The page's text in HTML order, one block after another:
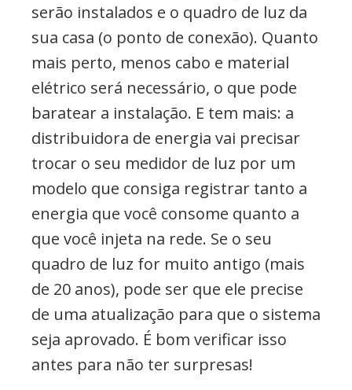
serão instalados e o quadro de luz da
sua casa (o ponto de conexão). Quanto
mais perto, menos cabo e material
elétrico será necessário, o que pode
baratear a instalação. E tem mais: a
distribuidora de energia vai precisar
trocar o seu medidor de luz por um
modelo que consiga registrar tanto a
energia que você consome quanto a
que você injeta na rede. Se o seu
quadro de luz for muito antigo (mais
de 20 anos), pode ser que ele precise
de uma atualização para que o sistema
seja aprovado. É bom verificar isso
antes para não ter surpresas!